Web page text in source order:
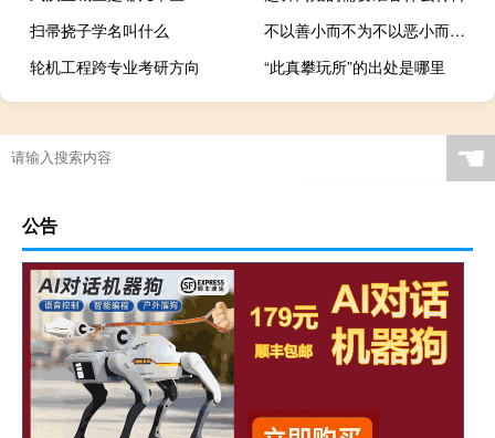
扫帚挠子学名叫什么
不以善小而不为不以恶小而为之出自哪里
轮机工程跨专业考研方向
“此真攀玩所”的出处是哪里
☚
公告